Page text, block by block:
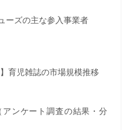
の主な参入事業者
雑誌の市場規模推移
ート調査の結果・分